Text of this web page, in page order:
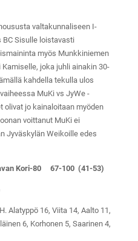
valtakunnaliseen I-
Sisulle loistavasti
myös Munkkiniemen
joka juhli ainakin 30-
kahdella tekulla ulos
MuKi vs JyWe -
olivat jo kainaloitaan myöden
voittanut MuKi ei
Jyväskylän Weikoille edes
Kori-80 67-100 (41-53)
Alatyppö 16, Viita 14, Aalto 11,
6, Korhonen 5, Saarinen 4,